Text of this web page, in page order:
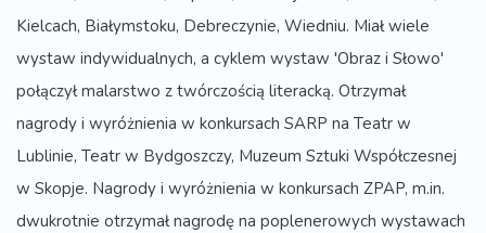
Kielcach, Białymstoku, Debreczynie, Wiedniu. Miał wiele
wystaw indywidualnych, a cyklem wystaw 'Obraz i Słowo'
połączył malarstwo z twórczością literacką. Otrzymał
nagrody i wyróżnienia w konkursach SARP na Teatr w
Lublinie, Teatr w Bydgoszczy, Muzeum Sztuki Współczesnej
w Skopje. Nagrody i wyróżnienia w konkursach ZPAP, m.in.
dwukrotnie otrzymał nagrodę na poplenerowych wystawach